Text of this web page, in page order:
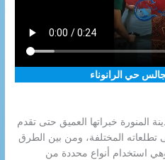
حي الرانوناء
خبراتها العميق حتى تقدم
المختلفة، ومن بين الطرق
استخدام أنواع محددة من